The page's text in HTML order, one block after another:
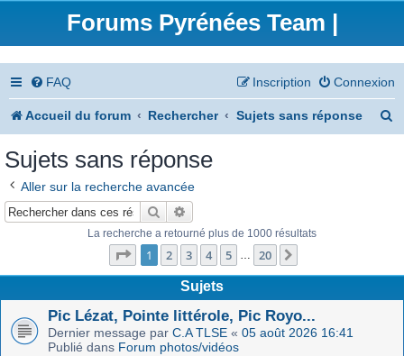
Forums Pyrénées Team |
FAQ Connexion
Inscription
Accueil du forum Rechercher Sujets sans réponse
Sujets sans réponse
Aller sur la recherche avancée
Rechercher
La recherche a retourné plus de 1000 résultats
Page 1sur20
1 2 3 4 5 … 20
Sujets
Pic Lézat, Pointe littérole, Pic Royo...
Dernier message par C.A TLSE « 05 août 2026 16:41
Publié dans Forum photos/vidéos